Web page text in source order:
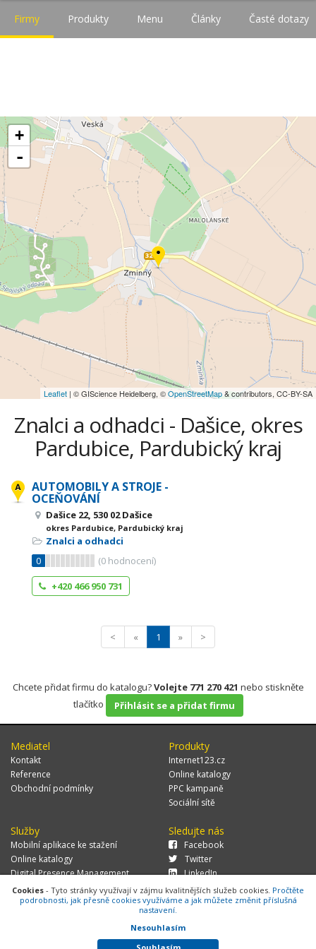
Firmy Produkty Menu Články Časté dotazy
+
-
Leaflet | © GIScience Heidelberg, ©OpenStreetMap& contributors, CC-BY-SA
Znalci a odhadci - Dašice, okres
Pardubice, Pardubický kraj
AUTOMOBILY A STROJE -
OCEŇOVÁNÍ
Dašice 22, 530 02 Dašice
okres Pardubice, Pardubický kraj
Znalci a odhadci
0
(0 hodnocení)
+420 466 950 731
< « 1 » >
Chcete přidat firmu do katalogu?Volejte 771 270 421 nebo stiskněte
tlačítko
Přihlásit se a přidat firmu
Mediatel
Kontakt
Reference
Obchodní podmínky
Produkty
Internet123.cz
Online katalogy
PPC kampaně
Sociální sítě
Služby
Mobilní aplikace ke stažení
Online katalogy
Digital Presence Management
Více zákazníků
Sledujte nás
Facebook
Twitter
LinkedIn
© 2026 MEDIATEL CZ, s.r.o.,Za Potokem 46/4, 106 00 Praha 10, tel.:
+420 771 270 421, verze 1.29.0.143,
Cookies
Cookies - Tyto stránky využívají v zájmu kvalitnějších služeb cookies. Pročtěte
podrobnosti, jak přesně cookies využíváme a jak můžete změnit příslušná
nastavení.
Nesouhlasím
Souhlasím